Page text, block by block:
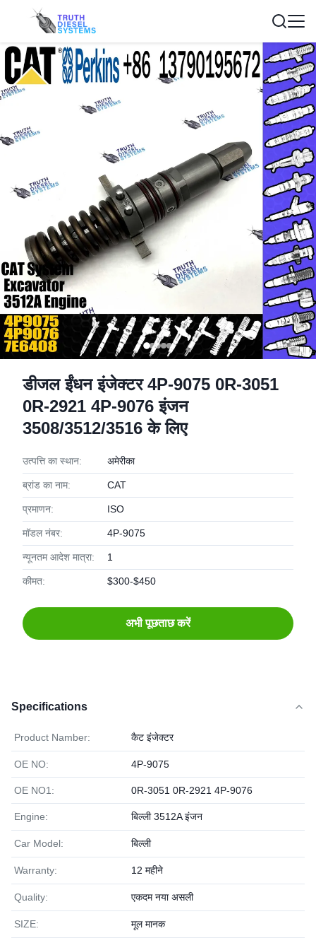
डीजल ईंधन इंजेक्टर 4P-9075 0R-3051
0R-2921 4P-9076 इंजन
3508/3512/3516 के लिए
उत्पत्ति का स्थान: अमेरीका
ब्रांड का नाम: CAT
प्रमाणन: ISO
मॉडल नंबर: 4P-9075
न्यूनतम आदेश मात्रा: 1
कीमत: $300-$450
अभी पूछताछ करें
Specifications
Product Namber: कैट इंजेक्टर
OE NO: 4P-9075
OE NO1: 0R-3051 0R-2921 4P-9076
Engine: बिल्ली 3512A इंजन
Car Model: बिल्ली
Warranty: 12 महीने
Quality: एकदम नया असली
SIZE: मूल मानक